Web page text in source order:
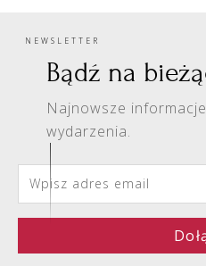
NEWSLETTER
Bądź na
Najnowsze
wydarzenia.